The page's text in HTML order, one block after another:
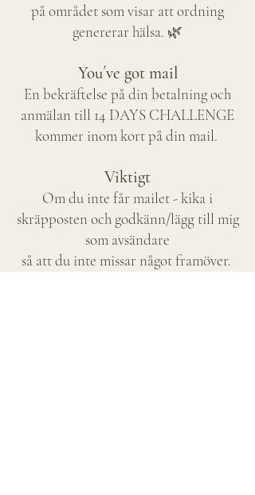
på området som visar att ordning
genererar hälsa. 🌿
You´ve got mail
En bekräftelse på din betalning och
anmälan till 14 DAYS CHALLENGE
kommer inom kort på din mail.
Viktigt
Om du inte får mailet - kika i
skräpposten och godkänn/lägg till mig
som avsändare
så att du inte missar något framöver.